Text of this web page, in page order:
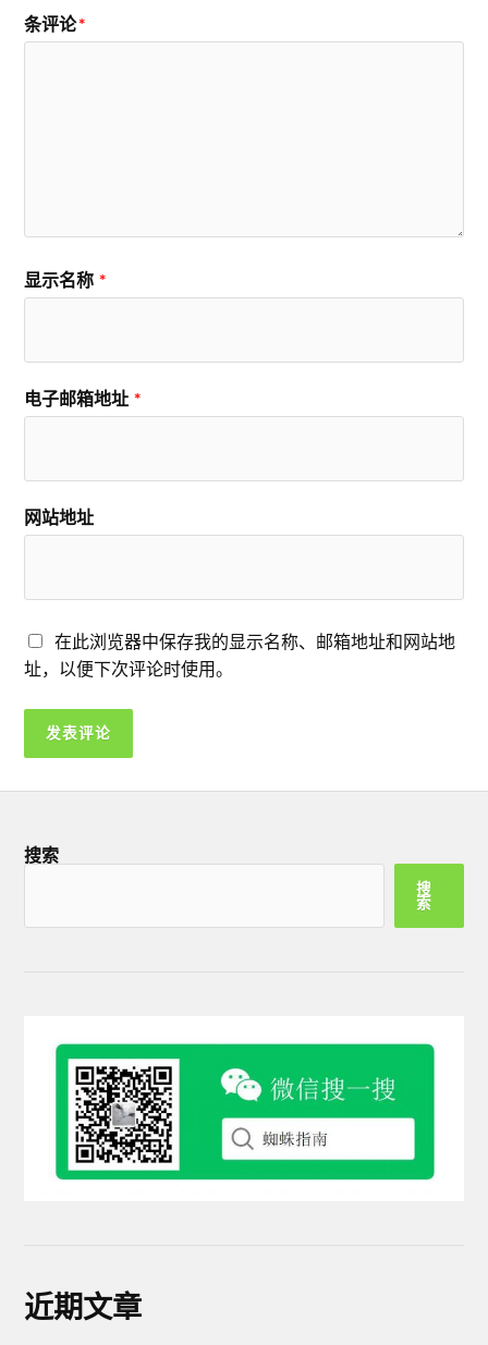
条评论*
显示名称 *
电子邮箱地址 *
网站地址
在此浏览器中保存我的显示名称、邮箱地址和网站地
址，以便下次评论时使用。
搜索
搜
索
近期文章